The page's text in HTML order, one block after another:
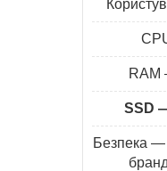
RAM
SSD
Безпека —